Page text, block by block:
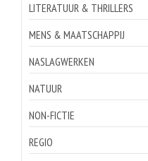
LITERATUUR & THRILLERS
MENS & MAATSCHAPPIJ
NASLAGWERKEN
NATUUR
NON-FICTIE
REGIO